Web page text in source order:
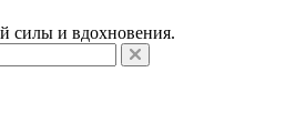
силы и вдохновения.